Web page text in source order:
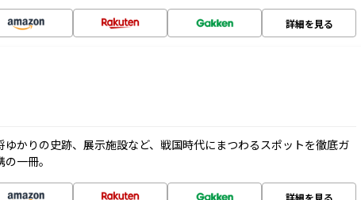
詳細を見る
ゆかりの史跡、展示施設など、戦国時代にまつわるスポットを徹底ガ
一冊。
詳細を見る